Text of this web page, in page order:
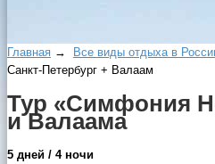
Главная → Все виды отдыха в
Санкт-Петербург + Валаам
Тур «Симфония
и Валаама
5 дней / 4 ночи